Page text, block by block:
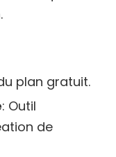
plan gratuit.
: Outil
de